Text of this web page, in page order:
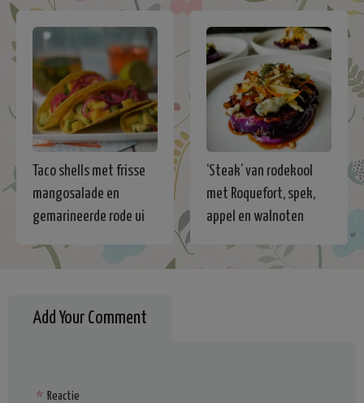
Taco shells met frisse
mangosalade en
gemarineerde rode ui
‘Steak’ van rodekool
met Roquefort, spek,
appel en walnoten
Add Your Comment
Reactie
*